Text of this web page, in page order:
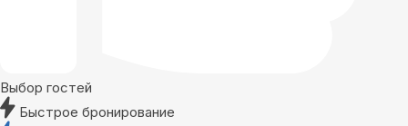
Выбор гостей
Быстрое бронирование